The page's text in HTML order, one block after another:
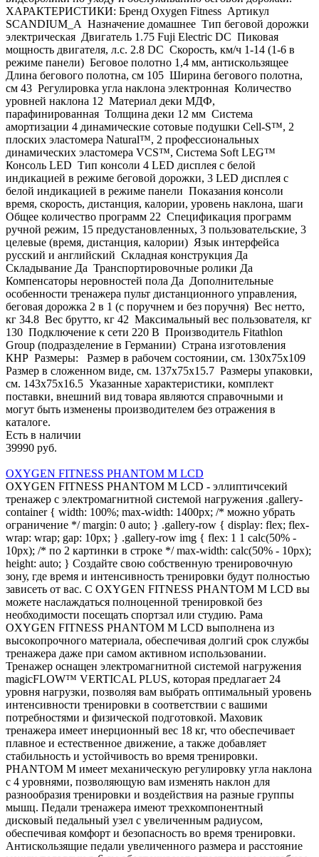
ХАРАКТЕРИСТИКИ: Бренд Oxygen Fitness Артикул
SCANDIUM_A Назначение домашнее Тип беговой дорожки
электрическая Двигатель 1.75 Fuji Electric DC Пиковая
мощность двигателя, л.с. 2.8 DC Скорость, км/ч 1-14 (1-6 в
режиме панели) Беговое полотно 1,4 мм, антискользящее
Длина бегового полотна, см 105 Ширина бегового полотна,
см 43 Регулировка угла наклона электронная Количество
уровней наклона 12 Материал деки МДФ,
парафинированная Толщина деки 12 мм Система
амортизации 4 динамические сотовые подушки Cell-S™, 2
плоских эластомера Natural™, 2 профессиональных
динамических эластомера VCS™, Система Soft LEG™
Консоль LED Тип консоли 4 LED дисплея с белой
индикацией в режиме беговой дорожки, 3 LED дисплея с
белой индикацией в режиме панели Показания консоли
время, скорость, дистанция, калории, уровень наклона, шаги
Общее количество программ 22 Спецификация программ
ручной режим, 15 предустановленных, 3 пользовательские, 3
целевые (время, дистанция, калории) Язык интерфейса
русский и английский Складная конструкция Да
Складывание Да Транспортировочные ролики Да
Компенсаторы неровностей пола Да Дополнительные
особенности тренажера пульт дистанционного управления,
беговая дорожка 2 в 1 (с поручнем и без поручня) Вес нетто,
кг 34.8 Вес брутто, кг 42 Максимальный вес пользователя, кг
130 Подключение к сети 220 В Производитель Fitathlon
Group (подразделение в Германии) Страна изготовления
КНР Размеры: Размер в рабочем состоянии, см. 130х75x109
Размер в сложенном виде, см. 137х75x15.7 Размеры упаковки,
см. 143х75x16.5 Указанные характеристики, комплект
поставки, внешний вид товара являются справочными и
могут быть изменены производителем без отражения в
каталоге.
Есть в наличии
39990 руб.
OXYGEN FITNESS PHANTOM M LCD
OXYGEN FITNESS PHANTOM M LCD - эллиптичсекий
тренажер с электромагнитной системой нагружения .gallery-
container { width: 100%; max-width: 1400px; /* можно убрать
ограничение */ margin: 0 auto; } .gallery-row { display: flex; flex-
wrap: wrap; gap: 10px; } .gallery-row img { flex: 1 1 calc(50% -
10px); /* по 2 картинки в строке */ max-width: calc(50% - 10px);
height: auto; } Создайте свою собственную тренировочную
зону, где время и интенсивность тренировки будут полностью
зависеть от вас. С OXYGEN FITNESS PHANTOM M LCD вы
можете наслаждаться полноценной тренировкой без
необходимости посещать спортзал или студию. Рама
OXYGEN FITNESS PHANTOM M LCD выполнена из
высокопрочного материала, обеспечивая долгий срок службы
тренажера даже при самом активном использовании.
Тренажер оснащен электромагнитной системой нагружения
magicFLOW™ VERTICAL PLUS, которая предлагает 24
уровня нагрузки, позволяя вам выбрать оптимальный уровень
интенсивности тренировки в соответствии с вашими
потребностями и физической подготовкой. Маховик
тренажера имеет инерционный вес 18 кг, что обеспечивает
плавное и естественное движение, а также добавляет
стабильность и устойчивость во время тренировки.
PHANTOM M имеет механическую регулировку угла наклона
с 4 уровнями, позволяющую вам изменять наклон для
разнообразия тренировки и воздействия на разные группы
мышц. Педали тренажера имеют трехкомпонентный
дисковый педальный узел с увеличенным радиусом,
обеспечивая комфорт и безопасность во время тренировки.
Антискользящие педали увеличенного размера и расстояние